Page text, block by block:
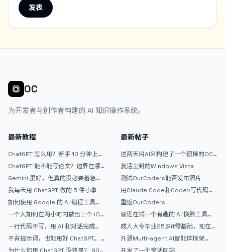
发表
OC
为开发者与创作者构建的 AI 知识操作系统。
最新教程
ChatGPT 怎么用？新手 10 分钟上手
指南
ChatGPT 能不能写论文？边界在哪
里
Gemini 虽好，但真的没必要着急放
弃 ChatGPT
我每天用 ChatGPT 做的 5 件小事
如何使用 Google 的 AI 编程工具
AntiGravity：独立开发者的新时代
武器
一个人如何在两小时内做出三个 iOS
APP？｜AntiGravity + Gemini 3 实
战完整记录
一行代码不写，用 AI 和对话完成一
个完整网站：《图书天堂》实战记录
不背提示词，也能用好 ChatGPT。
一个万能提问模板
最新帖子
这两天用AI来构建了一个很棒的OC
论坛精华区
复活尘封的Windows Vista
测试OurCoders能否发布照片
用Claude Code和Codex写代码真
的爽，但是App怎么挣钱还是很难啊
重返OurCoders
最近在试一个有趣的 AI 换脸工具，
效果挺不错
成人大专毕业25岁it零基础，现在想
考软件设计师，有什么好的建议吗，
谢谢！
开源Multi-agent AI智能体框架
aevatar.ai，欢迎大家贡献代码